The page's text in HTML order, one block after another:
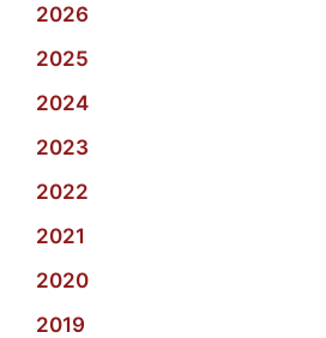
2026
2025
2024
2023
2022
2021
2020
2019